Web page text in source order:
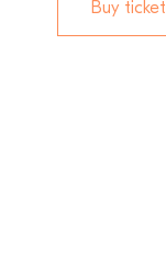
Buy ticket